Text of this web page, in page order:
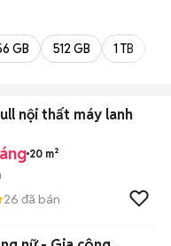
GB 512 GB 1 TB
nội thất máy lanh
20 m²
26 đã bán